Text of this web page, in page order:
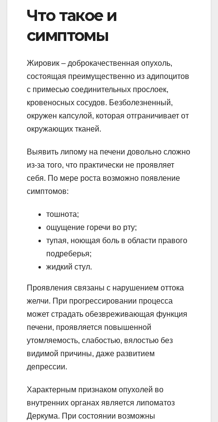
Что такое и
симптомы
Жировик – доброкачественная опухоль,
состоящая преимущественно из адипоцитов
с примесью соединительных прослоек,
кровеносных сосудов. Безболезненный,
окружен капсулой, которая отграничивает от
окружающих тканей.
Выявить липому на печени довольно сложно
из-за того, что практически не проявляет
себя. По мере роста возможно появление
симптомов:
тошнота;
ощущение горечи во рту;
тупая, ноющая боль в области правого
подреберья;
жидкий стул.
Проявления связаны с нарушением оттока
желчи. При прогрессировании процесса
может страдать обезвреживающая функция
печени, проявляется повышенной
утомляемость, слабостью, вялостью без
видимой причины, даже развитием
депрессии.
Характерным признаком опухолей во
внутренних органах является липоматоз
Деркума. При состоянии возможны